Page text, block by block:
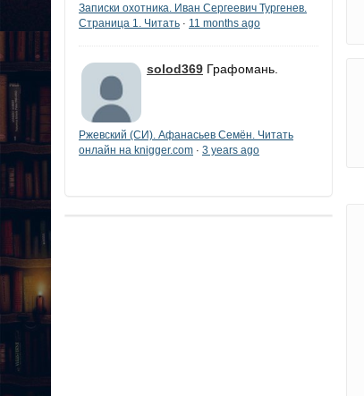
Записки охотника. Иван Сергеевич Тургенев.
Страница 1. Читать · 11 months ago
solod369 Графомань.
Ржевский (СИ). Афанасьев Семён. Читать
онлайн на knigger.com · 3 years ago